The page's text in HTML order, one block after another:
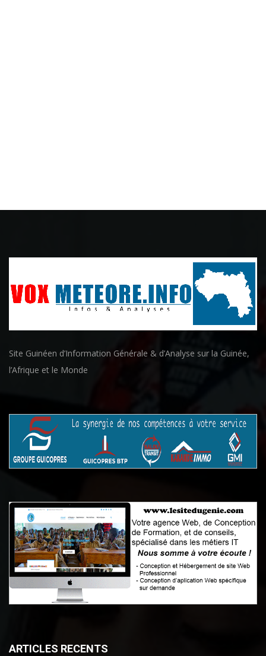
Site Guinéen d’Information Générale & d’Analyse sur la Guinée,
l’Afrique et le Monde
ARTICLES RECENTS